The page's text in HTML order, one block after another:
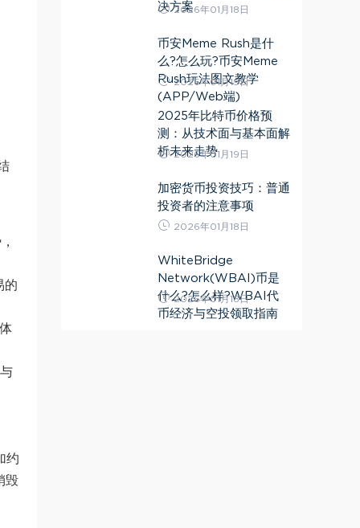
的
约
毁
决方案
2026年01月18日
币安Meme Rush是什
么?怎么玩?币安Meme
Rush玩法图文教学
(APP/Web端)
2026年01月19日
2025年比特币价格预
测：从技术面与基本面解
析未来走势
2026年01月19日
加密货币投资技巧：普通
投资者的注意事项
2026年01月18日
WhiteBridge
Network(WBAI)币是
什么?怎么样?WBAI代
币经济与空投领取指南
2026年01月18日